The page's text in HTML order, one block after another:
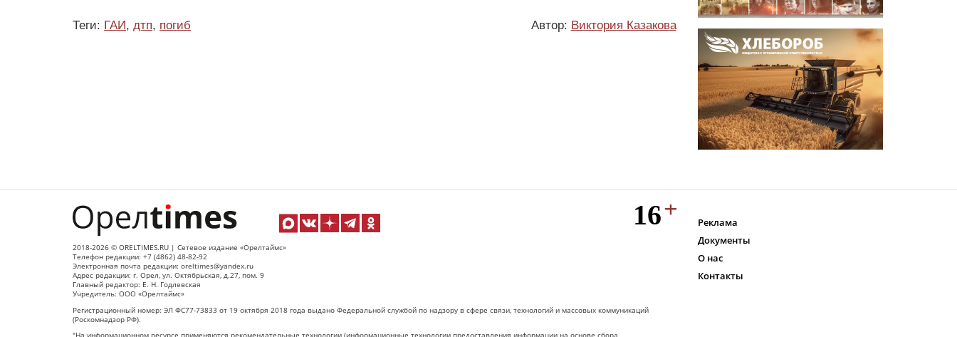
Теги: ГАИ, дтп, погиб Автор: Виктория Казакова
2018-2026 © ORELTIMES.RU | Сетевое издание «Орелтаймс»
Телефон редакции: +7 (4862) 48-82-92
Электронная почта редакции: oreltimes@yandex.ru
Адрес редакции: г. Орел, ул. Октябрьская, д.27, пом. 9
Главный редактор: Е. Н. Годлевская
Учредитель: ООО «Орелтаймс»
Регистрационный номер: ЭЛ ФС77-73833 от 19 октября 2018 года выдано Федеральной службой по надзору в сфере связи, технологий и массовых коммуникаций
(Роскомнадзор РФ).
Реклама
Документы
О нас
Контакты